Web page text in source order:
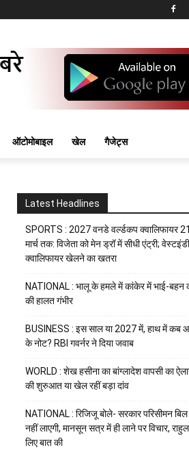
ऑटोमोबाइल खेल गैजेट्स
Latest Headlines
SPORTS : 2027 वनडे वर्ल्डकप क्वालिफायर
मार्च तक: विजेता को मेन ड्रॉ में सीधी एंट्री;
क्वालिफायर खेलने का खतरा
NATIONAL : भालू के हमले में कांकेर में भाई-बहन
की हालत गंभीर
BUSINESS : इस साल या 2027 में, हाथ में कब
के नोट? RBI गवर्नर ने दिया जवाब
WORLD : शेख हसीना का बांग्लादेश वापसी का
की शुरुआत या खेल रहीं बड़ा दांव
NATIONAL : रिजिजू बोले- सरकार परिसीमन
नहीं लाएगी, मानसून सत्र में ही लाने पर विचार,
लिए बात की